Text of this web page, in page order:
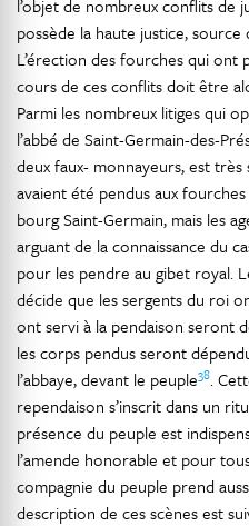
l’objet de nombreux conflits
possède la haute justice,
L’érection des fourches qui
cours de ces conflits doit être
Parmi les nombreux litiges qui
l’abbé de Saint-Germain-des-
deux faux- monnayeurs, est
avaient été pendus aux fourches
bourg Saint-Germain, mais les
arguant de la connaissance du
pour les pendre au gibet royal.
décide que les sergents du roi
ont servi à la pendaison seront
les corps pendus seront
l’abbaye, devant le peuple38.
rependaison s’inscrit dans un
présence du peuple est
l’amende honorable et pour
compagnie du peuple prend
description de ces scènes est